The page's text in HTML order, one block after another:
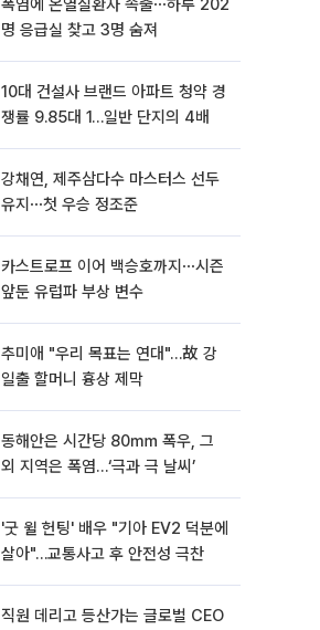
폭염에 온열질환자 속출⋯하루 202
명 응급실 찾고 3명 숨져
10대 건설사 브랜드 아파트 청약 경
쟁률 9.85대 1…일반 단지의 4배
강채연, 제주삼다수 마스터스 선두
유지⋯첫 우승 정조준
카스트로프 이어 백승호까지⋯시즌
앞둔 유럽파 부상 변수
추미애 "우리 목표는 연대"…故 강
일출 할머니 흉상 제막
동해안은 시간당 80㎜ 폭우, 그
외 지역은 폭염…‘극과 극 날씨’
'굿 윌 헌팅' 배우 "기아 EV2 덕분에
살아"…교통사고 후 안전성 극찬
직원 데리고 등산가는 글로벌 CEO